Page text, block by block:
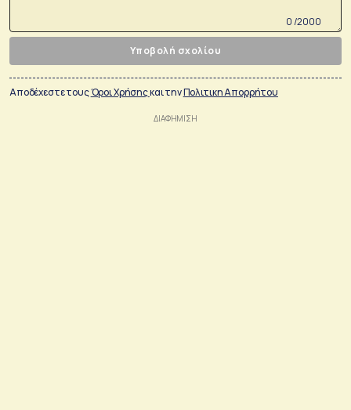
0 /2000
Υποβολή σχολίου
Αποδέχεστε τουςΌροι Χρήσηςκαι τηνΠολιτικη Απορρήτου